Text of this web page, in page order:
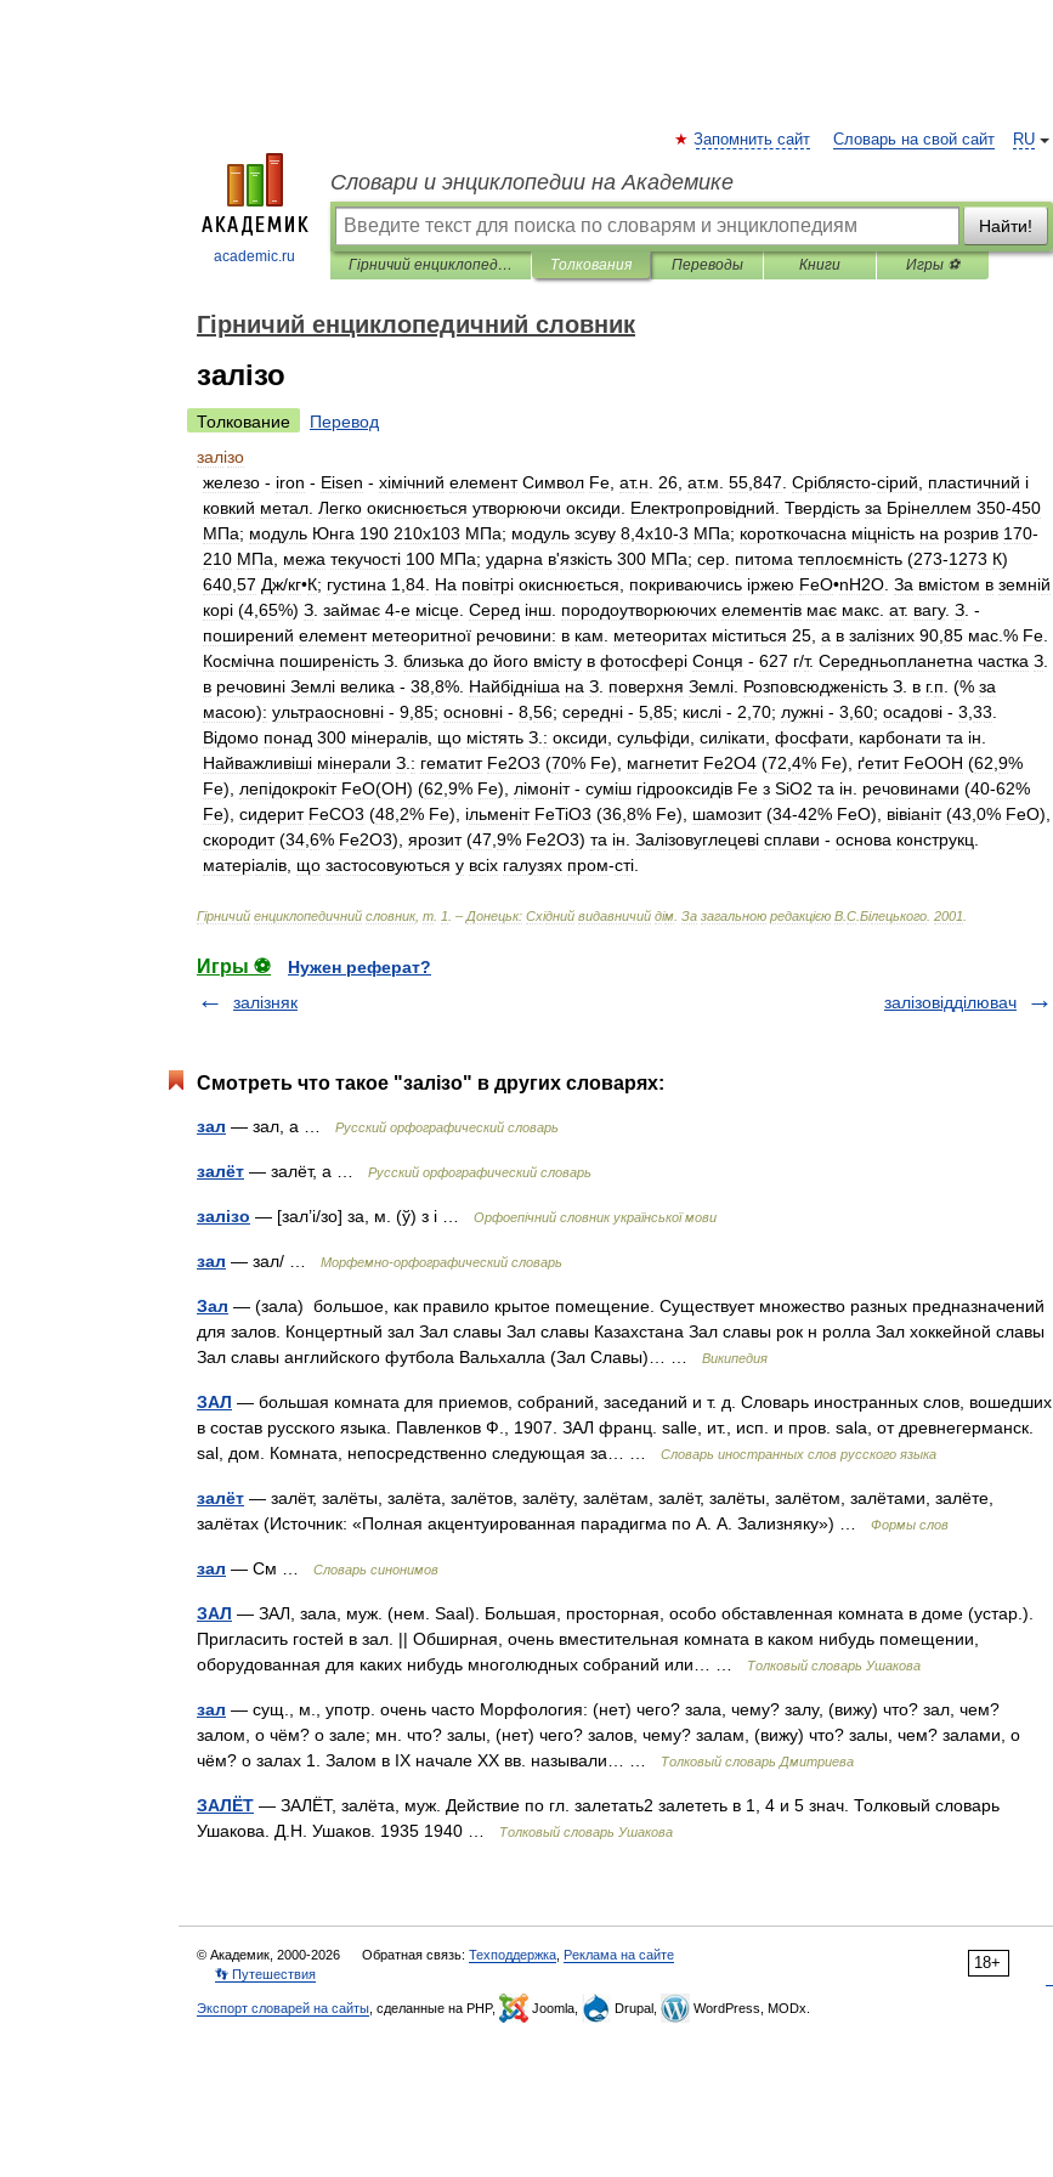
academic.ru
RU
Запомнить сайт Словарь на свой сайт
Словари и энциклопедии на Академике
Найти!
Гірничий енциклопедичний словник Толкования Переводы Книги Игры ⚽
Гірничий енциклопедичний словник
залізо
Толкование
Перевод
залізо
железо - iron - Eisen - хімічний елемент Символ Fe ат.н 26 ат.м 55 847 Сріблясто-сірий пластичний і
ковкий метал Легко окиснюється утворюючи оксиди Електропровідний Твердість за Брінеллем 350-450
МПа; модуль Юнга 190 210х103 МПа; модуль зсуву 8 4х10-3 МПа; короткочасна міцність на розрив 170-
210 МПа межа текучості 100 МПа; ударна в'язкість 300 МПа; сер питома теплоємність (273-1273 К)
640 57 Дж/кг•К; густина 1 84 На повітрі окиснюється покриваючись іржею FeO•nH2O За вмістом в земній
корі (4 65%) З займає 4-е місце Серед інш породоутворюючих елементів має макс ат. вагу. З . -
поширений елемент метеоритної речовини: в кам метеоритах міститься 25 а в залізних 90 85 мас .% Fe
Космічна поширеність З близька до його вмісту в фотосфері Сонця - 627 г/т. Середньопланетна частка З
в речовині Землі велика - 38 8%. Найбідніша на З поверхня Землі. Розповсюдженість З в г.п . (% за
масою): ультраосновні - 9 85; основні - 8 56; середні - 5 85; кислі - 2 70; лужні - 3 60; осадові - 3 33
Відомо понад 300 мінералів що містять З : оксиди сульфіди силікати фосфати карбонати та ін
Найважливіші мінерали З : гематит Fe2O3 (70% Fe), магнетит Fe2O4 (72 4% Fe), ґетит FeOOH (62 9%
Fe), лепідокрокіт FeO(OH) (62 9% Fe), лімоніт- суміш гідрооксидів Fe з SiO2 та ін речовинами (40-62%
Fe), сидерит FeCO3 (48 2% Fe), ільменіт FeTiO3 (36 8% Fe), шамозит(34-42% FeO), вівіаніт(43 0% FeO),
скородит(34 6% Fe2О3), ярозит(47 9% Fe2О3) та ін Залізовуглецеві сплави - основа конструкц
матеріалів що застосовуються у всіх галузях пром-сті.
Гірничий енциклопедичний словник, т 1 . – Донецьк: Східний видавничий дім За загальною редакцією В С Білецького 2001
Игры ⚽
Нужен реферат?
залізняк
залізовідділювач
Смотреть что такое "залізо" в других словарях:
зал — зал, а … Русский орфографический словарь
залёт — залёт, а … Русский орфографический словарь
залізо — [зал’і/зо] за, м. (ў) з і … Орфоепічний словник української мови
зал — зал/ … Морфемно-орфографический словарь
Зал — (зала) большое, как правило крытое помещение. Существует множество разных предназначений
для залов. Концертный зал Зал славы Зал славы Казахстана Зал славы рок н ролла Зал хоккейной славы
Зал славы английского футбола Вальхалла (Зал Славы)… …
Википедия
ЗАЛ — большая комната для приемов, собраний, заседаний и т. д. Словарь иностранных слов, вошедших
в состав русского языка. Павленков Ф., 1907. ЗАЛ франц. salle, ит., исп. и пров. sala, от древнегерманск.
sal, дом. Комната, непосредственно следующая за… …
Словарь иностранных слов русского языка
залёт — залёт, залёты, залёта, залётов, залёту, залётам, залёт, залёты, залётом, залётами, залёте,
залётах (Источник: «Полная акцентуированная парадигма по А. А. Зализняку») …
Формы слов
зал — См … Словарь синонимов
ЗАЛ — ЗАЛ, зала, муж. (нем. Saal). Большая, просторная, особо обставленная комната в доме (устар.).
Пригласить гостей в зал. || Обширная, очень вместительная комната в каком нибудь помещении,
оборудованная для каких нибудь многолюдных собраний или… …
Толковый словарь Ушакова
зал — сущ., м., употр. очень часто Морфология: (нет) чего? зала, чему? залу, (вижу) что? зал, чем?
залом, о чём? о зале; мн. что? залы, (нет) чего? залов, чему? залам, (вижу) что? залы, чем? залами, о
чём? о залах 1. Залом в IX начале XX вв. называли… …
Толковый словарь Дмитриева
ЗАЛЁТ — ЗАЛЁТ, залёта, муж. Действие по гл. залетать2 залететь в 1, 4 и 5 знач. Толковый словарь
Ушакова. Д.Н. Ушаков. 1935 1940 …
Толковый словарь Ушакова
18+
© Академик, 2000-2026 Обратная связь: Техподдержка Реклама на сайте
👣 Путешествия
Экспорт словарей на сайты , сделанные на PHP, Joomla, Drupal, WordPress, MODx.